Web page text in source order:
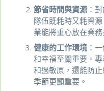
節省時間與資源 ：
隊伍既耗時又耗資
業能將重心放在業
健康的工作環境 ：
和幸福至關重要。
和過敏原，還能防
季節更顯重要。